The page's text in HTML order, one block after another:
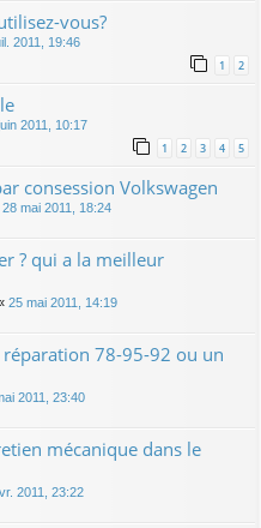
vous?
2011, 19:46
1 2
2011, 10:17
1 2 3 4 5
consession Volkswagen
28 mai 2011, 18:24
? qui a la meilleur
25 mai 2011, 14:19
78-95-92 ou un
2011, 23:40
mécanique dans le
2011, 23:22